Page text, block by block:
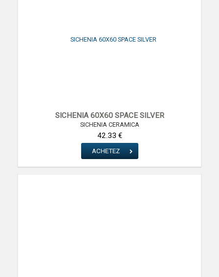
SICHENIA 60X60 SPACE SILVER
SICHENIA CERAMICA
42.33 €
ACHETEZ